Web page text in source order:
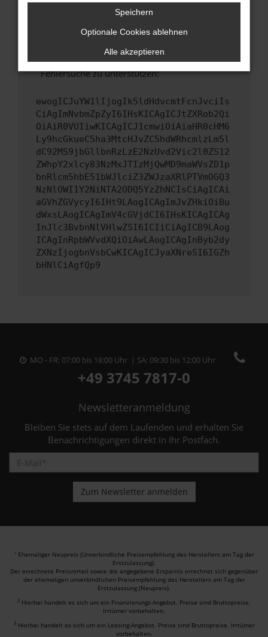
Wende dich an den Webseitenbetreiber.
Wenn du alle oben genannten Schritte versucht
hast, kontaktiere uns bitte. Wir werden
versuchen, das Problem zu beheben. Du kannst
uns diesen Text schicken, um uns bei der
Fehlersuche zu unterstützen:
ewogICJuYW1lIjogIk5ldHdvcmtFcnJvciIs
CiAgImNvbmZpZyI6IHsKICAgICJtZXRob2Qi
OiAiR0VUIiwKICAgICJ1cmwiOiAiaHR0cHM6
Ly9hcGkueC5ha3MtcHJvZC5hdWRhcmlzLm5l
dC92MS9jbGllbnRzLzE2NzUvd2Vic2l0ZS12
ZWhpY2xlcy83NzMxJTIzMjQwMD9maWVsZD1p
bnRlcm5hbE51bWJlciZ3ZWJzaXRlPTVmOGQ3
NzNlOWI1Y2NiNTA2ODQ5YzZhNCIsCiAgICAi
aGVhZGVycyI6IHt9LAogICAgImJvZHkiOiBu
dWxsLAogICAgImV4cGVjdCI6IHsKICAgICAg
InJlc3BvbnNlVHlwZSI6ICIiCiAgICB9LAog
ICAgInRpbWVvdXQiOiAwLAogICAgInByb2dy
ZXNzIjogbnVsbCwKICAgICJyaXNreSI6IGZh
bHNlCiAgfQp9
MO - FR: 07:00 bis 18:00 Uhr | SA: 09:30 bis 12:00 Uhr
+49 3745 7817-0
Newsletteranmeldung
Bleiben Sie stets auf dem Laufenden und erhalten Sie
Benachrichtigungen direkt in Ihr Postfach.
1 Ehemaliger Neupreis (Unverbindliche Preisempfehlung des Herstellers am Tag der
Erstzulassung).
Der errechnete Preisvorteil sowie die angegebene Ersparnis errechnet sich gegenüber
der ehemaligen unverbindlichen Preisempfehlung des Herstellers am Tag der
Erstzulassung (Neupreis).
2 Hierbei handelt es sich um ein Finanzierungs-Angebot. Preise sind Bruttopreise.
Irrtümer vorbehalten.
3 Hierbei handelt es sich um ein Leasing-Angebot. Preise sind Bruttopreise. Irrtümer
vorbehalten.
Speichern
Optionale Cookies ablehnen
Alle akzeptieren